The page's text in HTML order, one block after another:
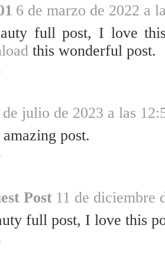
6 de marzo de 2022 a
full post, I love
this wonderful post.
de julio de 2023 a las
post.
Post 11 de diciembre
full post, I love this